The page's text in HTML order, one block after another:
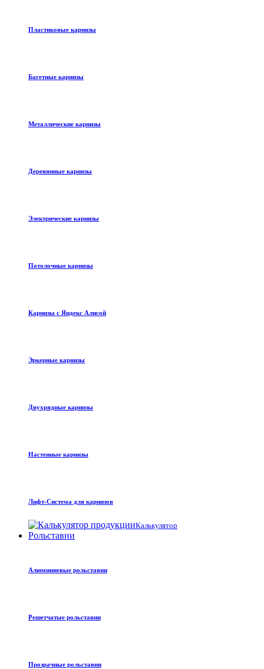
Пластиковые карнизы
Багетные карнизы
Металлические карнизы
Деревянные карнизы
Электрические карнизы
Потолочные карнизы
Карнизы с Яндекс Алисой
Эркерные карнизы
Двухрядные карнизы
Настенные карнизы
Лифт-Система для карнизов
Калькулятор
Рольставни
Алюминиевые рольставни
Решетчатые рольставни
Прозрачные рольставни